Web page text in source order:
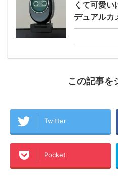
くて可愛
デュアルカ
この記事を
Twitter
Pocket